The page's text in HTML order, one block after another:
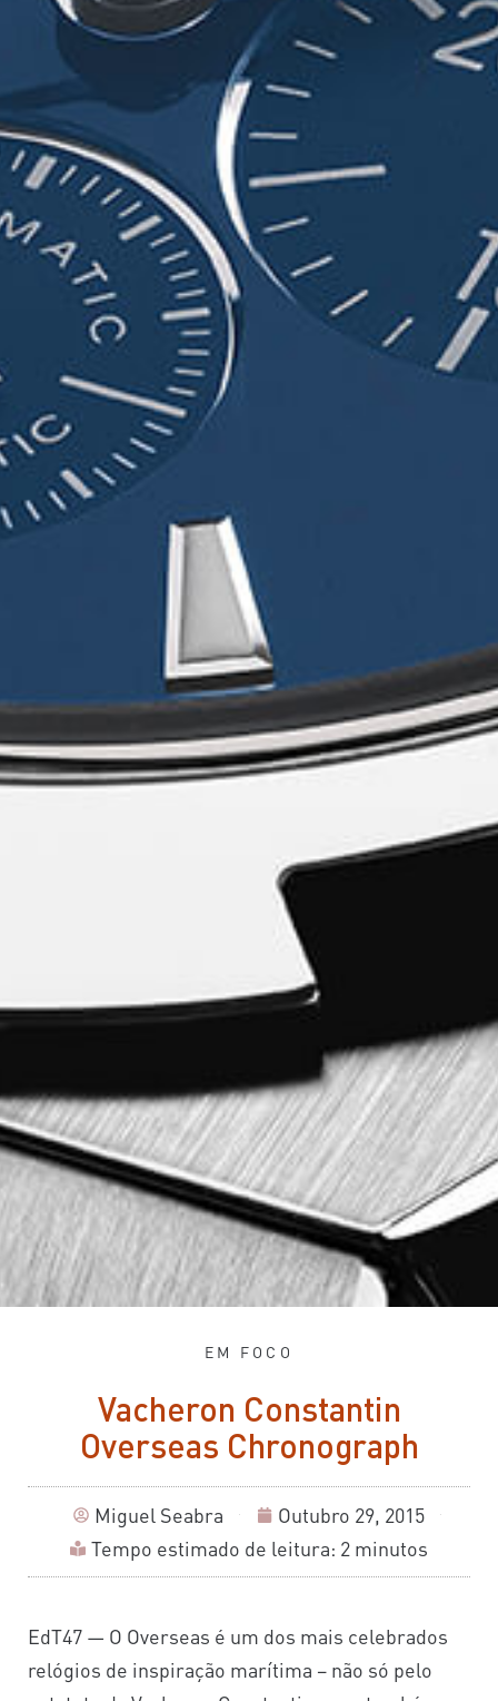
EM FOCO
Vacheron Constantin
Overseas Chronograph
Miguel Seabra
Outubro 29, 2015
Tempo estimado de leitura: 2 minutos
EdT47 — O Overseas é um dos mais celebrados
relógios de inspiração marítima – não só pelo